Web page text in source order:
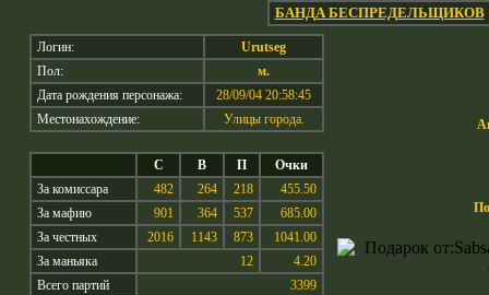
БАНДА БЕСПРЕДЕЛЬЩИКОВ
Логин:
Urutseg
Пол:
м.
Дата рождения персонажа:
28/09/04 20:58:45
Местонахождение:
Улицы города.
С В П
Очки
За комиссара
482 264 218
455.50
За мафию
901 364 537
685.00
За честных
2016 1143 873
1041.00
За маньяка
12
4.20
Всего партий
3399